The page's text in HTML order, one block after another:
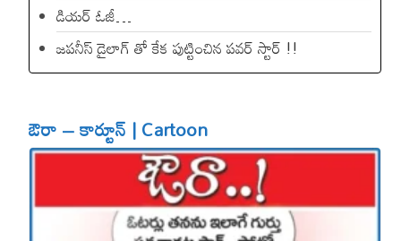
డియ‌ర్ ఓజీ…
జపనీస్ డైలాగ్ తో కేక పుట్టించిన ప‌వ‌ర్ స్టార్ !!
ఔరా – కార్టూన్ | Cartoon